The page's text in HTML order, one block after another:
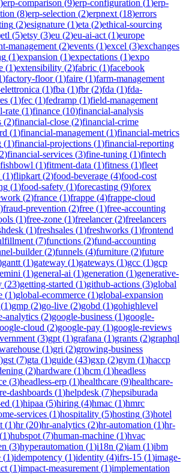
)erp-comparison (9)erp-configuration (1)erp-
(8)erp-selection (2)erpnext (18)errors
(2)esignature (1)eta (2)ethical-sourcing
etl (5)etsy (3)eu (2)eu-ai-act (1)europe
management (2)events (1)excel (3)exchanges
(1)expansion (1)expectations (1)expo
(1)extensibility (2)fabric (1)facebook
)factory-floor(1)faire (1)farm-management
(1)fba (1)fbr(2)fda (1)fda-
(1)fec (1)fedramp (1)field-management
rate (1)finance (10)financial-analysis
(2)financial-close (2)financial-crime
(1)financial-management (1)financial-metrics
(1)financial-projections (1)financial-reporting
2)financial-services (3)fine-tuning (1)fintech
fishbowl (1)fitment-data (1)fitness (1)fleet
(1)flipkart (2)food-beverage (4)food-cost
(1)food-safety (1)forecasting (9)forex
(2)france (1)frappe (4)frappe-cloud
)fraud-prevention (2)free (1)free-accounting
(1)free-zone (1)freelancer(2)freelancers
(1)freshsales (1)freshworks (1)frontend
(7)functions (2)fund-accounting
builder(2)funnels (4)furniture (2)future
gantt (1)gateway (1)gateways (1)gcc (1)gcp
(1)general-ai (1)generation (1)generative-
(23)getting-started (1)github-actions (3)global
(1)global-ecommerce (1)global-expansion
(1)gmp (2)go-live (2)gobd (1)gohighlevel
analytics (2)google-business (1)google-
cloud (2)google-pay (1)google-reviews
(3)gpt (1)grafana (1)grants (2)graphql
(1)gri (2)growing-business
)gst (7)gta (1)guide (43)gxp (2)gym (1)haccp
(2)hardware (1)hcm (1)headless
(3)headless-erp (1)healthcare (9)healthcare-
dashboards (1)helpdesk (7)hepsiburada
(1)hipaa (5)hiring (4)hmac (1)hmrc
services (1)hospitality (5)hosting (3)hotel
(1)hr(20)hr-analytics (2)hr-automation (1)hr-
(1)hubspot (7)human-machine (1)hvac
(3)hyperautomation (1)i18n (2)iam (1)ibm
(1)idempotency (1)identity (4)ifrs-15 (1)image-
(1)impact-measurement (1)implementation